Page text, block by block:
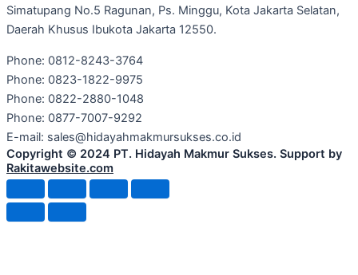
Simatupang No.5 Ragunan, Ps. Minggu, Kota Jakarta Selatan,
Daerah Khusus Ibukota Jakarta 12550.
Phone: 0812-8243-3764
Phone: 0823-1822-9975
Phone: 0822-2880-1048
Phone: 0877-7007-9292
E-mail: sales@hidayahmakmursukses.co.id
Copyright © 2024 PT. Hidayah Makmur Sukses. Support by
Rakitawebsite.com